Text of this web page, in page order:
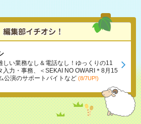
しい業務なし＆電話なし！ゆっくりの11
入力・事務、＜SEKAI NO OWARI＊8月15
公演のサポートバイトなど (8/7UP!)